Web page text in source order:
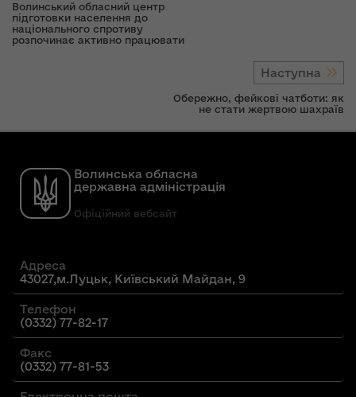
Волинський обласний центр
підготовки населення до
національного спротиву
розпочинає активно працювати
Наступна
Обережно, фейкові чатботи: як
не стати жертвою шахраїв
Волинська обласна
державна адміністрація
Офіційний вебсайт
Адреса
43027,м.Луцьк, Київський Майдан, 9
Телефон
(0332) 77-82-17
Факс
(0332) 77-81-53